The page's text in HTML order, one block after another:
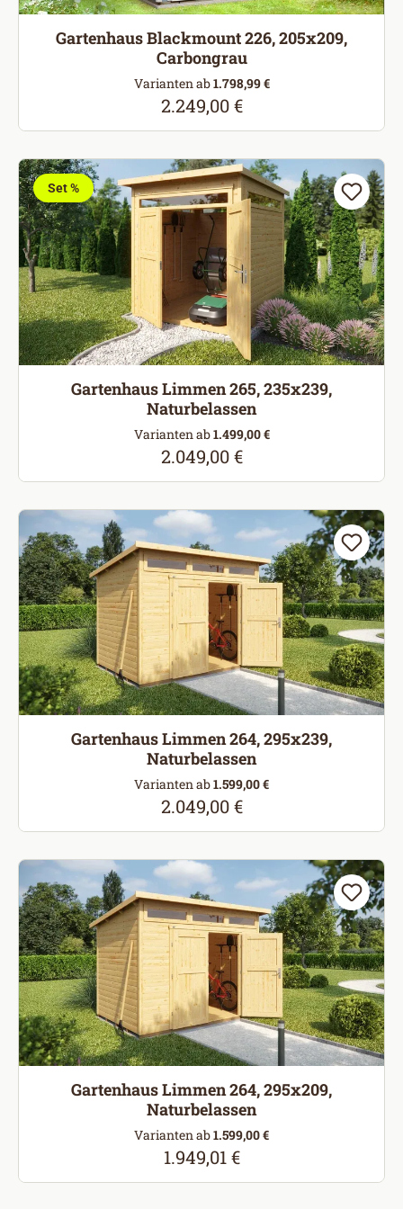
Gartenhaus Blackmount 226, 205x209,
Carbongrau
Varianten ab1.798,99 €
Regulärer Preis:
2.249,00 €
Set %
Gartenhaus Limmen 265, 235x239,
Naturbelassen
Varianten ab1.499,00 €
Regulärer Preis:
2.049,00 €
Gartenhaus Limmen 264, 295x239,
Naturbelassen
Varianten ab1.599,00 €
Regulärer Preis:
2.049,00 €
Gartenhaus Limmen 264, 295x209,
Naturbelassen
Varianten ab1.599,00 €
Regulärer Preis:
1.949,01 €